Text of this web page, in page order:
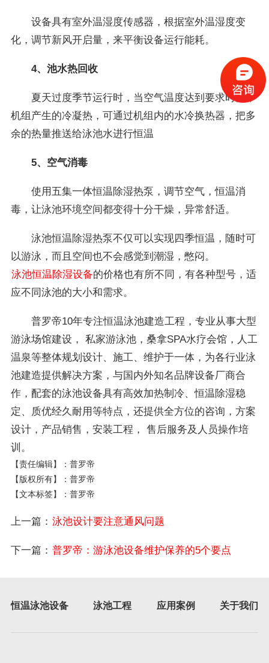
设备具有室外温湿度传感器，根据室外温湿度变
化，调节新风开启量，来平衡设备运行能耗。
4、池水热回收
夏天过度季节运行时，当空气温度达到要求时候，
机组产生的冷凝热，可通过机组内的水冷换热器，把多
余的热量推送给泳池水进行恒温
5、空气消毒
使用五集一体恒温除湿热泵，调节空气，恒温消
毒，让泳池环境空间都变得十分干燥，异常舒适。
泳池恒温除湿热泵不仅可以实现四季恒温，随时可
以游泳，而且空间也不会感觉到潮湿，憋闷。
泳池恒温除湿设备的价格也有所不同，有各种型号，适
应不同泳池的大小和需求。
普罗帝10年专注恒温泳池建造工程，专业从事大型
游泳场馆建设， 私家游泳池，桑拿SPA水疗会馆，人工
温泉等整体规划设计、施工、维护于一体，为各行业泳
池建造提供解决方案，与国内外知名品牌设备厂商合
作，配套的泳池设备具有高效加热制冷、恒温除湿稳
定、质优经久耐用等特点，还提供全方位的咨询，方案
设计，产品销售，安装工程， 售后服务及人员操作培
训。
【责任编辑】：普罗帝
【版权所有】：普罗帝
【文本标签】：普罗帝
上一篇： 泳池设计要注意通风问题
下一篇： 普罗帝：游泳池设备维护保养的5个要点
恒温泳池设备 泳池工程 应用案例 关于我们